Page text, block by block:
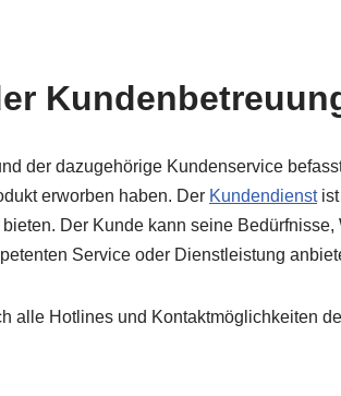
der dazugehörige Kundenservice
erworben haben. Der Kundendienstist
Der Kunde kann seine
Service oder Dienstleistung
alle Hotlines und Kontaktmöglichkeiten